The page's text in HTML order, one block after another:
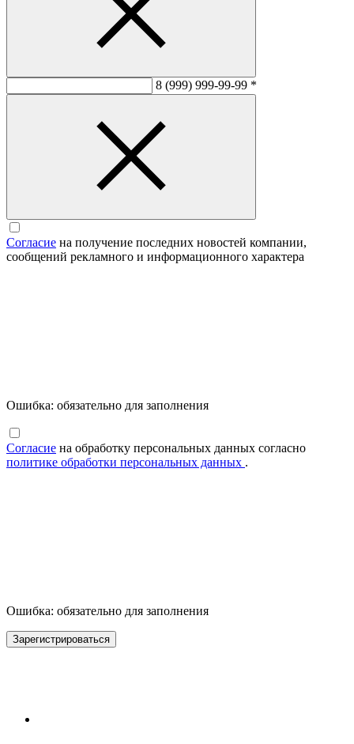
8 (999) 999-99-99 *
Согласие на получение последних новостей компании,
сообщений рекламного и информационного характера
Ошибка: обязательно для заполнения
Согласие на обработку персональных данных согласно
политике обработки персональных данных .
Ошибка: обязательно для заполнения
Зарегистрироваться